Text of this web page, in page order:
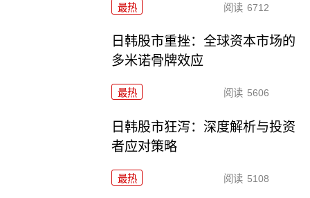
最热 阅读 6712
日韩股市重挫：全球资本市场的
多米诺骨牌效应
最热 阅读 5606
日韩股市狂泻：深度解析与投资
者应对策略
最热 阅读 5108